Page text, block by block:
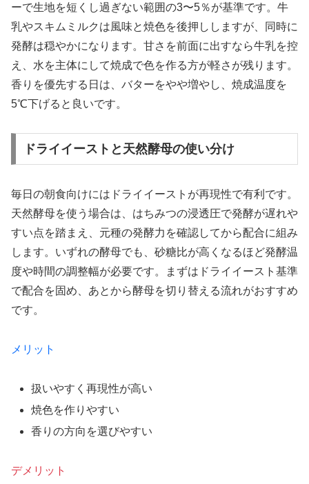
ーで生地を短くし過ぎない範囲の3〜5％が基準です。牛
乳やスキムミルクは風味と焼色を後押ししますが、同時に
発酵は穏やかになります。甘さを前面に出すなら牛乳を控
え、水を主体にして焼成で色を作る方が軽さが残ります。
香りを優先する日は、バターをやや増やし、焼成温度を
5℃下げると良いです。
ドライイーストと天然酵母の使い分け
毎日の朝食向けにはドライイーストが再現性で有利です。
天然酵母を使う場合は、はちみつの浸透圧で発酵が遅れや
すい点を踏まえ、元種の発酵力を確認してから配合に組み
します。いずれの酵母でも、砂糖比が高くなるほど発酵温
度や時間の調整幅が必要です。まずはドライイースト基準
で配合を固め、あとから酵母を切り替える流れがおすすめ
です。
メリット
扱いやすく再現性が高い
焼色を作りやすい
香りの方向を選びやすい
デメリット